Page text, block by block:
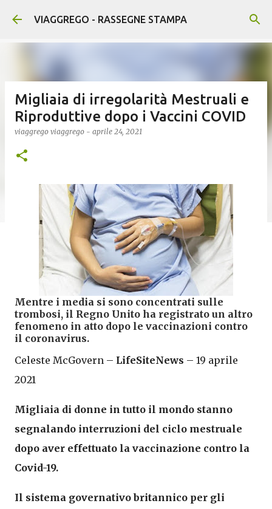
Passa ai contenuti principali
VIAGGREGO - RASSEGNE STAMPA
Migliaia di irregolarità Mestruali e
Riproduttive dopo i Vaccini COVID
viaggrego viaggrego - aprile 24, 2021
Mentre i media si sono concentrati sulle
trombosi, il Regno Unito ha registrato un altro
fenomeno in atto dopo le vaccinazioni contro
il coronavirus.
Celeste McGovern – LifeSiteNews – 19 aprile
2021
Migliaia di donne in tutto il mondo stanno
segnalando interruzioni del ciclo mestruale
dopo aver effettuato la vaccinazione contro la
Covid-19.
Il sistema governativo britannico per gli